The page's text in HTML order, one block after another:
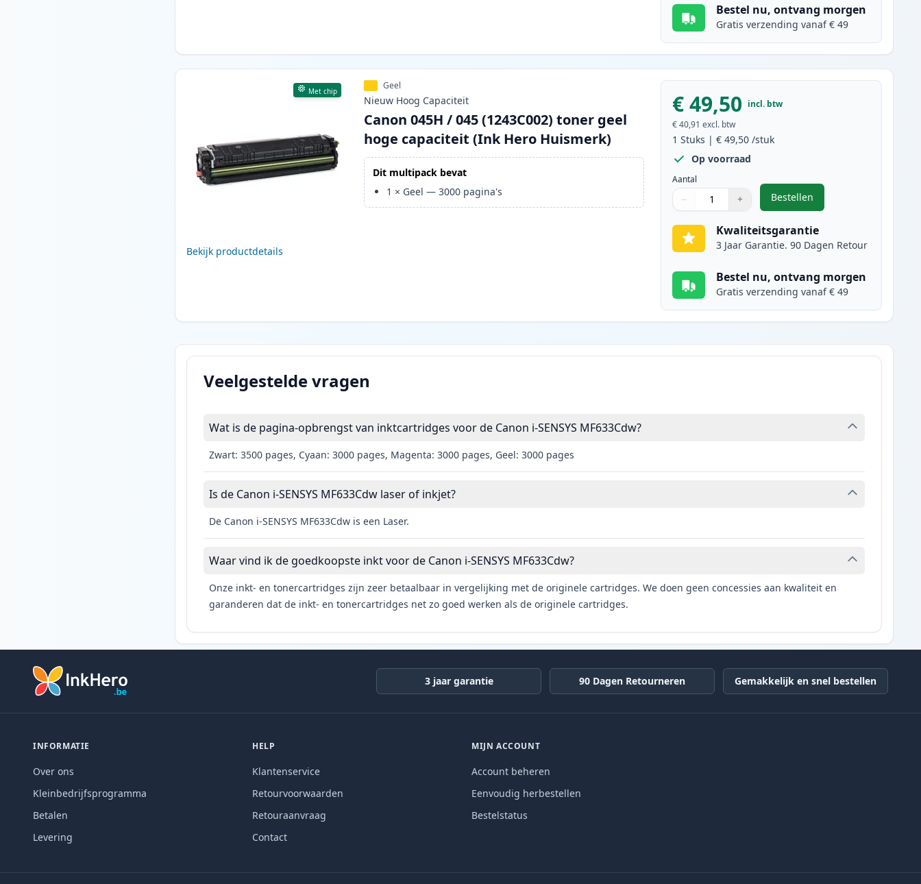
Bestel nu, ontvang morgen
Gratis verzending vanaf € 49
Met chip
Bekijk productdetails
Geel
Nieuw Hoog Capaciteit
Canon 045H / 045 (1243C002) toner geel
hoge capaciteit (Ink Hero Huismerk)
Dit multipack bevat
1 × Geel —3000 pagina's
€ 49,50 incl. btw
€ 40,91 excl. btw
1 Stuks |€ 49,50 /stuk
Op voorraad
Aantal
Aantal
Gebruik de knoppen om aan te passen
− +
Aantal 1
Bestellen
,Canon 045H / 045
Kwaliteitsgarantie
3 Jaar Garantie. 90 Dagen Retour
Bestel nu, ontvang morgen
Gratis verzending vanaf € 49
Veelgestelde vragen
Wat is de pagina-opbrengst van inktcartridges voor de Canon i-SENSYS MF633Cdw?
Zwart: 3500 pages, Cyaan: 3000 pages, Magenta: 3000 pages, Geel: 3000 pages
Is de Canon i-SENSYS MF633Cdw laser of inkjet?
De Canon i-SENSYS MF633Cdw is een Laser.
Waar vind ik de goedkoopste inkt voor de Canon i-SENSYS MF633Cdw?
Onze inkt- en tonercartridges zijn zeer betaalbaar in vergelijking met de originele cartridges. We doen geen concessies aan kwaliteit en
garanderen dat de inkt- en tonercartridges net zo goed werken als de originele cartridges.
3 jaar garantie 90 Dagen Retourneren Gemakkelijk en snel bestellen
INFORMATIE
Over ons
Kleinbedrijfsprogramma
Betalen
Levering
HELP
Klantenservice
Retourvoorwaarden
Retouraanvraag
Contact
MIJN ACCOUNT
Account beheren
Eenvoudig herbestellen
Bestelstatus